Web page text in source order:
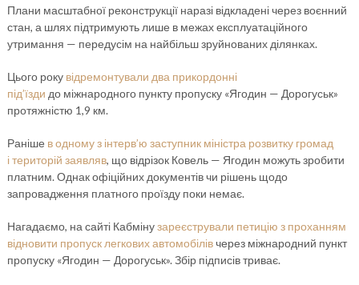
Плани масштабної реконструкції наразі відкладені через воєнний
стан, а шлях підтримують лише в межах експлуатаційного
утримання — передусім на найбільш зруйнованих ділянках.
Цього року відремонтували два прикордонні
під’їзди до міжнародного пункту пропуску «Ягодин — Дорогуськ»
протяжністю 1,9 км.
Раніше в одному з інтерв’ю заступник міністра розвитку громад
і територій заявляв, що відрізок Ковель — Ягодин можуть зробити
платним. Однак офіційних документів чи рішень щодо
запровадження платного проїзду поки немає.
Нагадаємо, на сайті Кабмінузареєстрували петицію з проханням
відновити пропуск легкових автомобілівчерез міжнародний пункт
пропуску «Ягодин — Дорогуськ». Збір підписів триває.